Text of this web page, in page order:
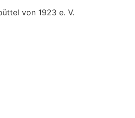
von 1923 e. V.